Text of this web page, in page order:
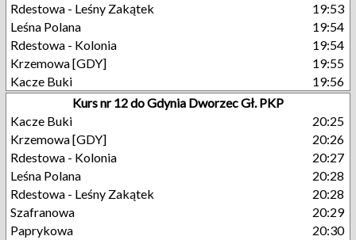
Rdestowa - Leśny Zakątek
19:53
Leśna Polana
19:54
Rdestowa - Kolonia
19:54
Krzemowa [GDY]
19:55
Kacze Buki
19:56
Kurs nr 12 do Gdynia Dworzec Gł. PKP
Kacze Buki
20:25
Krzemowa [GDY]
20:26
Rdestowa - Kolonia
20:27
Leśna Polana
20:28
Rdestowa - Leśny Zakątek
20:28
Szafranowa
20:29
Paprykowa
20:30